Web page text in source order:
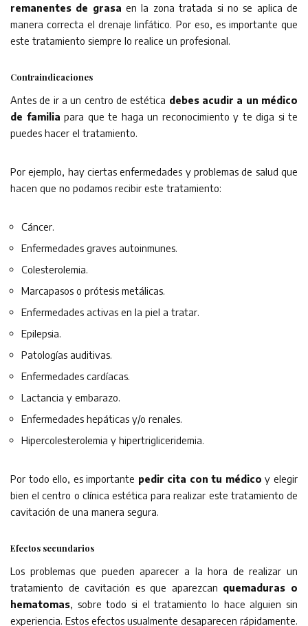
remanentes de grasa en la zona tratada si no se aplica de
manera correcta el drenaje linfático. Por eso, es importante que
este tratamiento siempre lo realice un profesional.
Contraindicaciones
Antes de ir a un centro de estética debes acudir a un médico
de familia para que te haga un reconocimiento y te diga si te
puedes hacer el tratamiento.
Por ejemplo, hay ciertas enfermedades y problemas de salud que
hacen que no podamos recibir este tratamiento:
Cáncer.
Enfermedades graves autoinmunes.
Colesterolemia.
Marcapasos o prótesis metálicas.
Enfermedades activas en la piel a tratar.
Epilepsia.
Patologías auditivas.
Enfermedades cardíacas.
Lactancia y embarazo.
Enfermedades hepáticas y/o renales.
Hipercolesterolemia y hipertrigliceridemia.
Por todo ello, es importante pedir cita con tu médico y elegir
bien el centro o clínica estética para realizar este tratamiento de
cavitación de una manera segura.
Efectos secundarios
Los problemas que pueden aparecer a la hora de realizar un
tratamiento de cavitación es que aparezcan quemaduras o
hematomas, sobre todo si el tratamiento lo hace alguien sin
experiencia. Estos efectos usualmente desaparecen rápidamente.